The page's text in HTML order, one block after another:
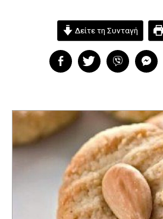
Δείτε τη Συνταγή